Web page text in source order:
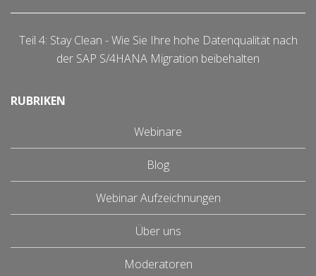
Teil 4: Stay Clean - Wie Sie Ihre hohe Datenqualität nach
der SAP S/4HANA Migration beibehalten
RUBRIKEN
Webinare
Blog
Webinar Aufzeichnungen
Über uns
Moderatoren